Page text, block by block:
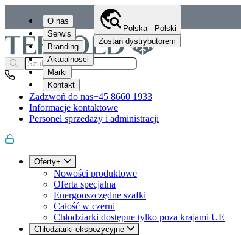
O nas
Serwis
Branding
Aktualnosci
Marki
Kontakt
Polska - Polski
Zostań dystrybutorem
Zadzwoń do nas+45 8660 1933
Informacje kontaktowe
Personel sprzedaży i administracji
Oferty+
Nowości produktowe
Oferta specjalna
Energooszczędne szafki
Całość w czerni
Chłodziarki dostępne tylko poza krajami UE
Chłodziarki ekspozycyjne